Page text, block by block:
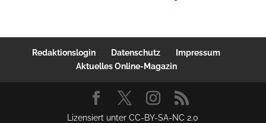
Redaktionslogin Datenschutz
Impressum
Aktuelles Online-Magazin
Lizensiert unter CC-BY-SA-NC 2.0